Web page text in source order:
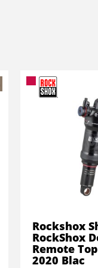
Rockshox
RockShox
Remote
2020 Blac